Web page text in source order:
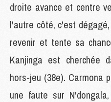
droite avance et centre
l'autre côté, c'est
revenir et tente sa
Kanjinga est cherchée
hors-jeu (38e). Carmona
une faute sur